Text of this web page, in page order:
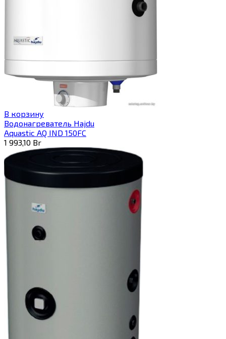
В корзину
Водонагреватель Hajdu
Aquastic AQ IND 150FC
1 993,10 Br